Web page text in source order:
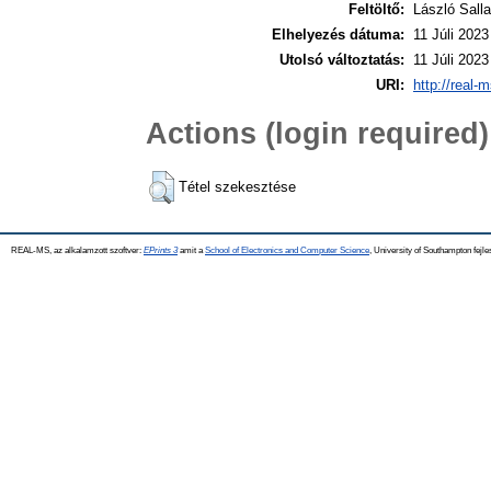
Feltöltő:
László
Elhelyezés dátuma:
11 Júli
Utolsó változtatás:
11 Júli
URI:
http://real-
Actions (login required)
Tétel szekesztése
REAL-MS, az alkalamzott szoftver: EPrints 3amit a School of Electronics and Computer Science , University of Southampton